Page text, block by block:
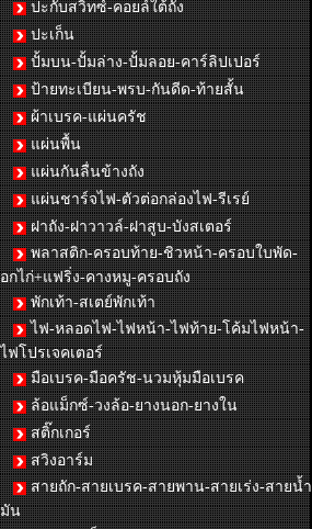
ปะกับสวิทซ์-คอยล์ใต้ถัง
ปะเก็น
ปั้มบน-ปั้มล่าง-ปั้มลอย-คาร์ลิปเปอร์
ป้ายทะเบียน-พรบ-กันดีด-ท้ายสั้น
ผ้าเบรค-แผ่นครัช
แผ่นพื้น
แผ่นกันลื่นข้างถัง
แผ่นชาร์จไฟ-ตัวต่อกล่องไฟ-รีเรย์
ฝาถัง-ฝาวาวล์-ฝาสูบ-บังสเตอร์
พลาสติก-ครอบท้าย-ชิวหน้า-ครอบใบพัด-
อกไก่+แฟริ่ง-คางหมู-ครอบถัง
พักเท้า-สเตย์พักเท้า
ไฟ-หลอดไฟ-ไฟหน้า-ไฟท้าย-โค้มไฟหน้า-
ไฟโปรเจคเตอร์
มือเบรค-มือครัช-นวมหุ้มมือเบรค
ล้อแม็กซ์-วงล้อ-ยางนอก-ยางใน
สติ๊กเกอร์
สวิงอาร์ม
สายถัก-สายเบรค-สายพาน-สายเร่ง-สายน้ำ
มัน